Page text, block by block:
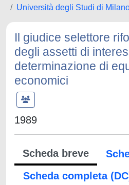
Università degli Studi di
Il giudice selettore
degli assetti di
determinazione di
economici
1989
Scheda breve
Scheda completa